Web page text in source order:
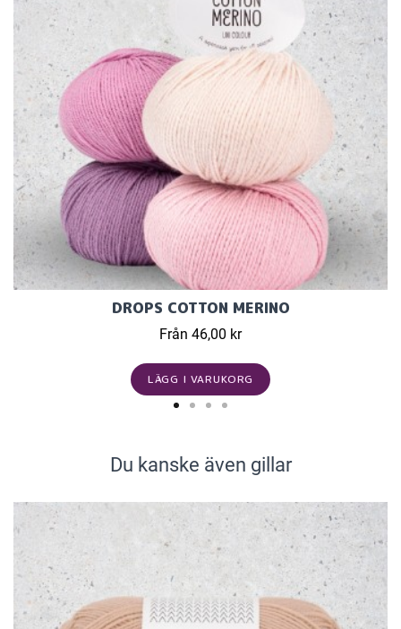
DROPS COTTON MERINO
Från 46,00 kr
LÄGG I VARUKORG
Du kanske även gillar